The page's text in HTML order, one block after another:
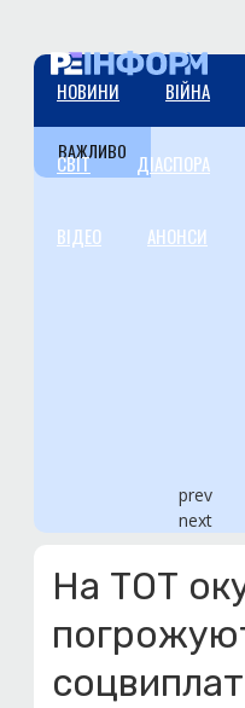
НОВИНИ ВІЙНА
СВІТ ДІАСПОРА
ВІДЕО АНОНСИ
ВАЖЛИВО
prev
next
На ТОТ